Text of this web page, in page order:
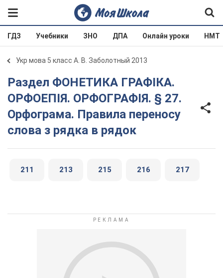
ГДЗ Учебники ЗНО ДПА Онлайн уроки НМТ
Укр мова 5 класс А. В. Заболотный 2013
Раздел ФОНЕТИКА ГРАФІКА.
ОРФОЕПІЯ. ОРФОГРАФІЯ. § 27.
Орфограма. Правила переносу
слова з рядка в рядок
211 213 215 216 217